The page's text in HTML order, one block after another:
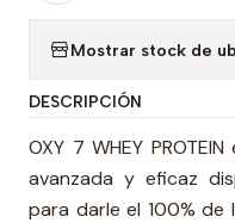
Mostrar stock de
DESCRIPCIÓN
OXY 7 WHEY
avanzada y eficaz
para darle el 100%